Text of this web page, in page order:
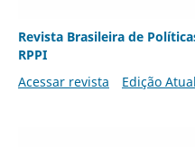
Revista Brasileira de
RPPI
Acessar revista
Edição Atual